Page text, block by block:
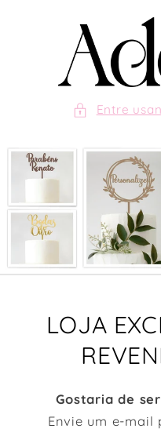
conteúdo
Entre
LOJA
Gostaria de
Envie um e-mail